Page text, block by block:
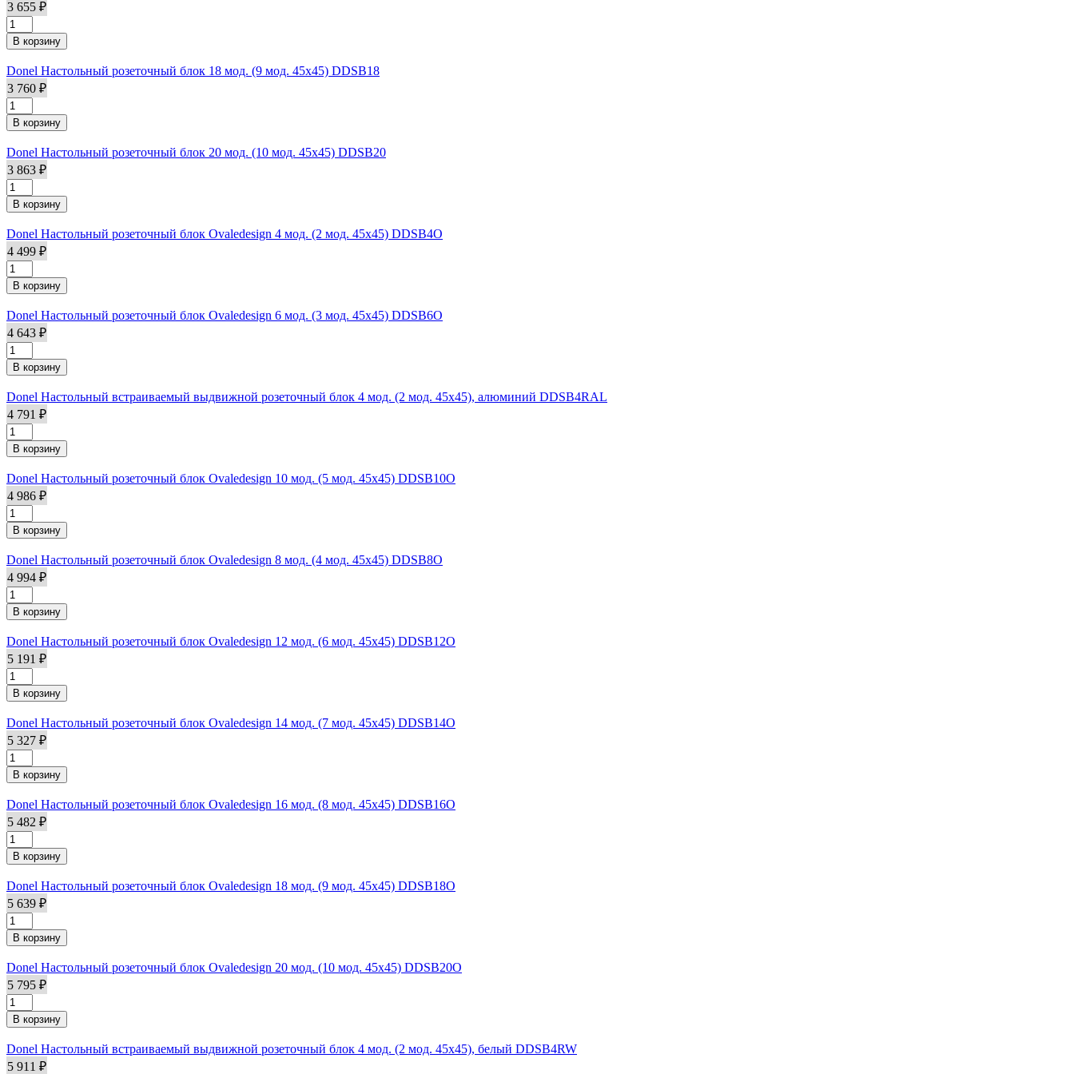
3 655 ₽
Donel Настольный розеточный блок 18 мод. (9 мод. 45х45) DDSB18
3 760 ₽
Donel Настольный розеточный блок 20 мод. (10 мод. 45х45) DDSB20
3 863 ₽
Donel Настольный розеточный блок Ovaledesign 4 мод. (2 мод. 45х45) DDSB4O
4 499 ₽
Donel Настольный розеточный блок Ovaledesign 6 мод. (3 мод. 45х45) DDSB6O
4 643 ₽
Donel Настольный встраиваемый выдвижной розеточный блок 4 мод. (2 мод. 45х45), алюминий DDSB4RAL
4 791 ₽
Donel Настольный розеточный блок Ovaledesign 10 мод. (5 мод. 45х45) DDSB10O
4 986 ₽
Donel Настольный розеточный блок Ovaledesign 8 мод. (4 мод. 45х45) DDSB8O
4 994 ₽
Donel Настольный розеточный блок Ovaledesign 12 мод. (6 мод. 45х45) DDSB12O
5 191 ₽
Donel Настольный розеточный блок Ovaledesign 14 мод. (7 мод. 45х45) DDSB14O
5 327 ₽
Donel Настольный розеточный блок Ovaledesign 16 мод. (8 мод. 45х45) DDSB16O
5 482 ₽
Donel Настольный розеточный блок Ovaledesign 18 мод. (9 мод. 45х45) DDSB18O
5 639 ₽
Donel Настольный розеточный блок Ovaledesign 20 мод. (10 мод. 45х45) DDSB20O
5 795 ₽
Donel Настольный встраиваемый выдвижной розеточный блок 4 мод. (2 мод. 45х45), белый DDSB4RW
5 911 ₽